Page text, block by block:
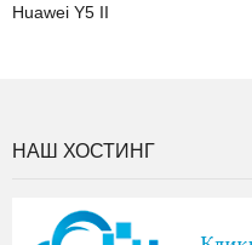
Huawei Y5 II
НАШ ХОСТИНГ